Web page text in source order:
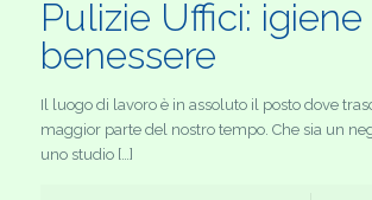
Pulizie Uffici: igiene
benessere
Il luogo di lavoro è in assoluto il posto dove
maggior parte del nostro tempo. Che sia un
uno studio […]